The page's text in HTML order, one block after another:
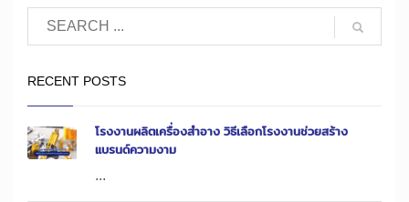
RECENT POSTS
โรงงานผลิตเครื่องสำอาง วิธีเลือกโรงงานช่วยสร้าง
แบรนด์ความงาม
...